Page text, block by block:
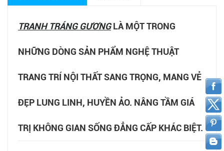
TRANH TRÁNG GƯƠNGLÀ MỘT TRONG
NHỮNG DÒNG SẢN PHẨM NGHỆ THUẬT
TRANG TRÍ NỘI THẤT SANG TRỌNG, MANG VẺ
ĐẸP LUNG LINH, HUYỀN ẢO. NÂNG TẦM GIÁ
TRỊ KHÔNG GIAN SỐNG ĐẲNG CẤP KHÁC BIỆT.